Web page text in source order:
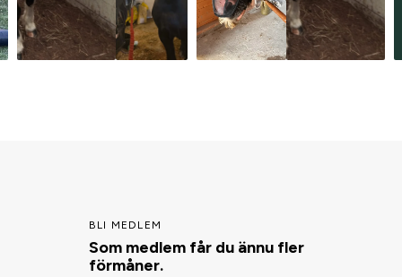
BLI MEDLEM
Som medlem får du ännu fler
förmåner.